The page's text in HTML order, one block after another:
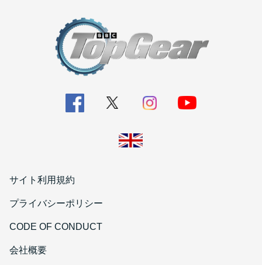
サイト利用規約
プライバシーポリシー
CODE OF CONDUCT
会社概要